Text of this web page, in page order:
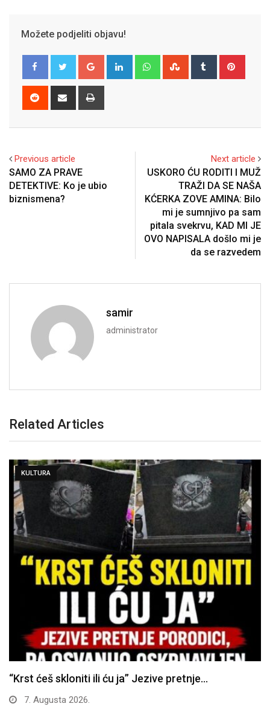
Možete podjeliti objavu!
Google+ LinkedIn WhatsappStumbleUpon
Tumblr
Reddit
Share
Previous article
SAMO ZA PRAVE
DETEKTIVE: Ko je ubio
biznismena?
Next article
USKORO ĆU RODITI I MUŽ
TRAŽI DA SE NAŠA
KĆERKA ZOVE AMINA: Bilo
mi je sumnjivo pa sam
pitala svekrvu, KAD MI JE
OVO NAPISALA došlo mi je
da se razvedem
samir
administrator
Related Articles
KULTURA
“Krst ćeš skloniti ili ću ja” Jezive pretnje…
7. Augusta 2026.